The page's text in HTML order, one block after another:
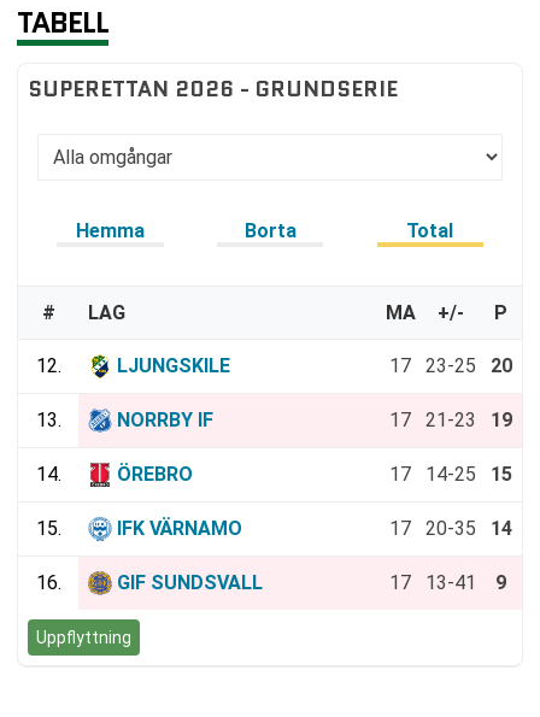
TABELL
SUPERETTAN 2026 - GRUNDSERIE
Hemma Borta Total
# LAG MA +/- P
12. LJUNGSKILE 17 23-25 20
13. NORRBY IF 17 21-23 19
14. ÖREBRO 17 14-25 15
15. IFK VÄRNAMO 17 20-35 14
16. GIF SUNDSVALL 17 13-41 9
Uppflyttning